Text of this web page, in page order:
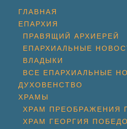
ГЛАВНАЯ
ЕПАРХИЯ
ПРАВЯЩИЙ АРХИЕРЕЙ
ЕПАРХИАЛЬНЫЕ
ВЛАДЫКИ
ВСЕ ЕПАРХИАЛЬНЫЕ
ДУХОВЕНСТВО
ХРАМЫ
ХРАМ ПРЕОБРАЖЕНИЯ
ХРАМ ГЕОРГИЯ